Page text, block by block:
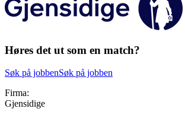
Høres det ut som en match?
Søk på jobbenSøk på jobben
Firma:
Gjensidige